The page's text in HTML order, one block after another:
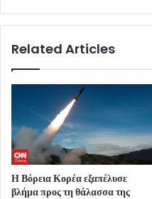
Related Articles
Η Βόρεια Κορέα εξαπέλυσε
βλήμα προς τη θάλασσα της